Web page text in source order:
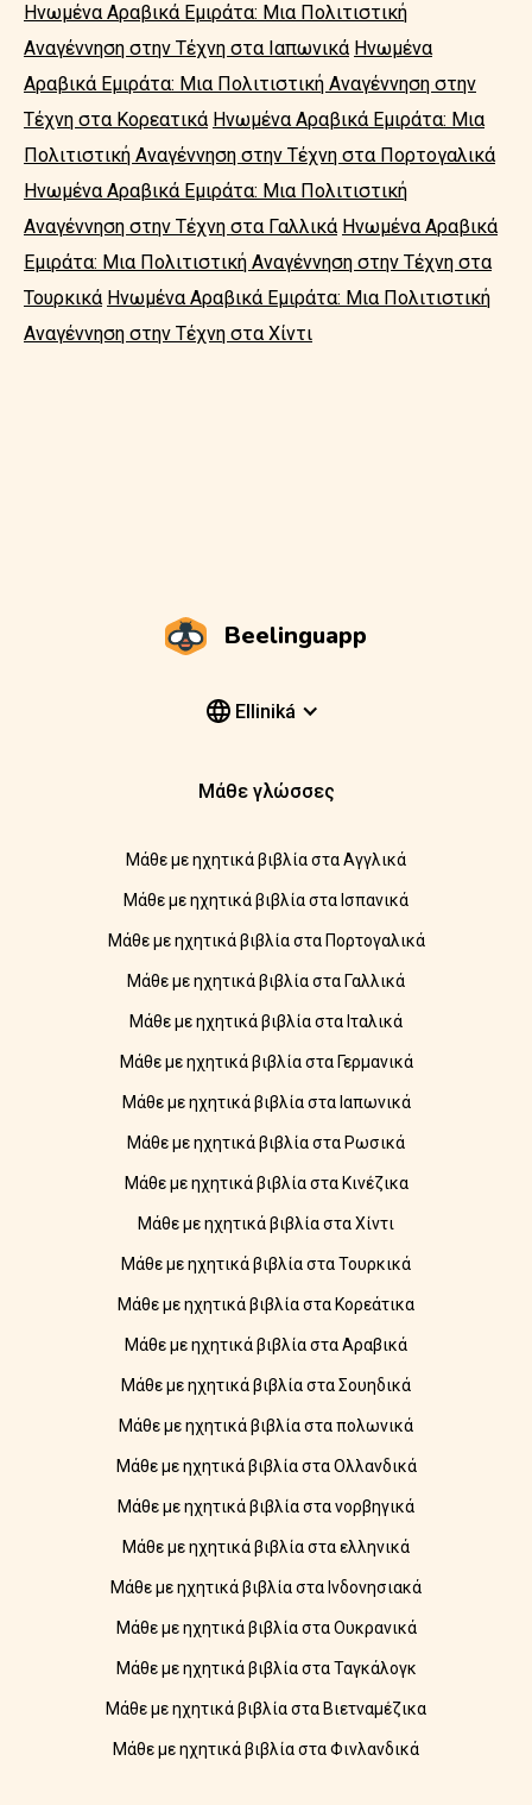
Ηνωμένα Αραβικά Εμιράτα: Μια Πολιτιστική
Αναγέννηση στην Τέχνη στα Ιαπωνικά Ηνωμένα
Αραβικά Εμιράτα: Μια Πολιτιστική Αναγέννηση στην
Τέχνη στα Κορεατικά Ηνωμένα Αραβικά Εμιράτα: Μια
Πολιτιστική Αναγέννηση στην Τέχνη στα Πορτογαλικά
Ηνωμένα Αραβικά Εμιράτα: Μια Πολιτιστική
Αναγέννηση στην Τέχνη στα Γαλλικά Ηνωμένα Αραβικά
Εμιράτα: Μια Πολιτιστική Αναγέννηση στην Τέχνη στα
Τουρκικά Ηνωμένα Αραβικά Εμιράτα: Μια Πολιτιστική
Αναγέννηση στην Τέχνη στα Χίντι
Beelinguapp
Elliniká
Μάθε γλώσσες
Μάθε με ηχητικά βιβλία στα Αγγλικά
Μάθε με ηχητικά βιβλία στα Ισπανικά
Μάθε με ηχητικά βιβλία στα Πορτογαλικά
Μάθε με ηχητικά βιβλία στα Γαλλικά
Μάθε με ηχητικά βιβλία στα Ιταλικά
Μάθε με ηχητικά βιβλία στα Γερμανικά
Μάθε με ηχητικά βιβλία στα Ιαπωνικά
Μάθε με ηχητικά βιβλία στα Ρωσικά
Μάθε με ηχητικά βιβλία στα Κινέζικα
Μάθε με ηχητικά βιβλία στα Χίντι
Μάθε με ηχητικά βιβλία στα Τουρκικά
Μάθε με ηχητικά βιβλία στα Κορεάτικα
Μάθε με ηχητικά βιβλία στα Αραβικά
Μάθε με ηχητικά βιβλία στα Σουηδικά
Μάθε με ηχητικά βιβλία στα πολωνικά
Μάθε με ηχητικά βιβλία στα Ολλανδικά
Μάθε με ηχητικά βιβλία στα νορβηγικά
Μάθε με ηχητικά βιβλία στα ελληνικά
Μάθε με ηχητικά βιβλία στα Ινδονησιακά
Μάθε με ηχητικά βιβλία στα Ουκρανικά
Μάθε με ηχητικά βιβλία στα Ταγκάλογκ
Μάθε με ηχητικά βιβλία στα Βιετναμέζικα
Μάθε με ηχητικά βιβλία στα Φινλανδικά